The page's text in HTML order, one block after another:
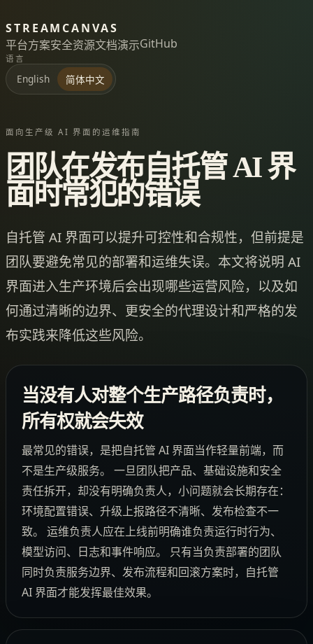
STREAMCANVAS
平台方案安全资源文档演示GitHub
语言
English 简体中文
面向生产级 AI 界面的运维指南
团队在发布自托管 AI 界
面时常犯的错误
自托管 AI 界面可以提升可控性和合规性，但前提是
团队要避免常见的部署和运维失误。本文将说明 AI
界面进入生产环境后会出现哪些运营风险，以及如
何通过清晰的边界、更安全的代理设计和严格的发
布实践来降低这些风险。
当没有人对整个生产路径负责时，
所有权就会失效
最常见的错误，是把自托管 AI 界面当作轻量前端，而
不是生产级服务。 一旦团队把产品、基础设施和安全
责任拆开，却没有明确负责人，小问题就会长期存在：
环境配置错误、升级上报路径不清晰、发布检查不一
致。 运维负责人应在上线前明确谁负责运行时行为、
模型访问、日志和事件响应。 只有当负责部署的团队
同时负责服务边界、发布流程和回滚方案时，自托管
AI 界面才能发挥最佳效果。